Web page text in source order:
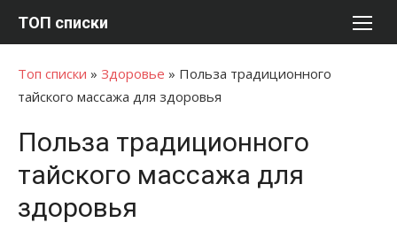
ТОП списки
Топ списки » Здоровье » Польза традиционного
тайского массажа для здоровья
Польза традиционного
тайского массажа для
здоровья